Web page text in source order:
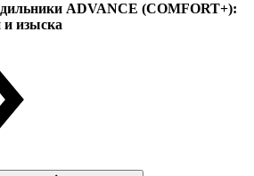
ADVANCE (COMFORT+):
и изыска